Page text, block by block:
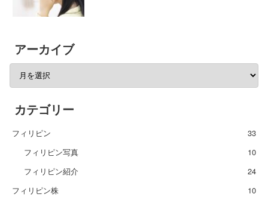
アーカイブ
カテゴリー
フィリピン
33
フィリピン写真
10
フィリピン紹介
24
フィリピン株
10